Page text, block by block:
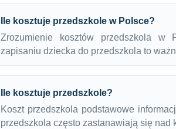
Ile kosztuje przedszkole w Polsce?
Zrozumienie kosztów przedszkola w
zapisaniu dziecka do przedszkola to
Ile kosztuje przedszkole?
Koszt przedszkola podstawowe
przedszkola często zastanawiają się